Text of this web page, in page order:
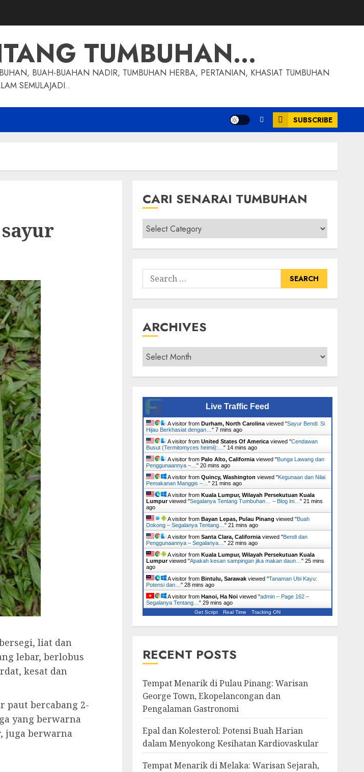
TUMBUHAN…
BUAH-BUAHAN NADIR, TUMBUHAN HERBA, PERTANIAN, KHASIAT TUMBUHAN
SEMULAJADI..
SUBSCRIBE
liat dan
lebar, berlobus
kesat dan
paut bercabang 2-
yang berwarna
juga berwarna
CARI SENARAI TUMBUHAN
Cari
Senarai
Tumbuhan
Search
for:
ARCHIVES
Archives
Live Traffic Feed
A visitor from Durham, North Carolinaviewed "Sayur Bendi: Si
Hijau Berkhasiat dengan… " 7 mins ago
A visitor from United States Of Americaviewed "Cendawan
Busut (Termitomyces heimii):… " 14 mins ago
A visitor from Palo Alto, Californiaviewed "Bunga Lawang dan
Penggunaannya –… " 20 mins ago
A visitor from Quincy, Washington viewed "Kegunaan dan Nilai
Pemakanan Manggis –… " 21 mins ago
A visitor from Kuala Lumpur, Wilayah Persekutuan Kuala
Lumpurviewed "Segalanya Tentang Tumbuhan… – Blog ini… " 21 mins
ago
A visitor from Bayan Lepas, Pulau Pinang viewed "Buah
Dokong – Segalanya Tentang… " 21 mins ago
A visitor from Santa Clara, Californiaviewed "Bendi dan
Penggunaannya – Segalanya… " 22 mins ago
A visitor from Kuala Lumpur, Wilayah Persekutuan Kuala
Lumpurviewed "Apakah kesan sampingan jika makan daun… " 25 mins
ago
A visitor from Bintulu, Sarawakviewed "Tanaman Ubi Kayu:
Potensi dan… " 28 mins ago
A visitor from Hanoi, Ha Noiviewed "admin – Page 162 –
Segalanya Tentang… " 29 mins ago
Get Script Real Time Tracking ON
RECENT POSTS
Tempat Menarik di Pulau Pinang: Warisan
George Town, Ekopelancongan dan
Pengalaman Gastronomi
Epal dan Kolesterol: Potensi Buah Harian
dalam Menyokong Kesihatan Kardiovaskular
Tempat Menarik di Melaka: Warisan Sejarah,